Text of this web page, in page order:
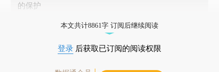
的保护
本文共计8861字 订阅后继续阅读
登录 后获取已订阅的阅读权限